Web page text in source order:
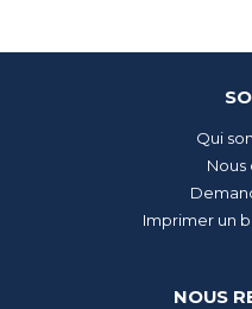
Qui
Imprimer un
NOUS